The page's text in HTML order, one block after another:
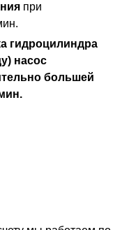
при
гидроцилиндра
насос
большей